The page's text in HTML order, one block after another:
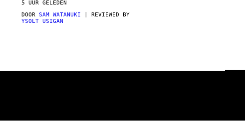
5 UUR GELEDEN
DOOR SAM WATANUKI | REVIEWED BY
YSOLT USIGAN